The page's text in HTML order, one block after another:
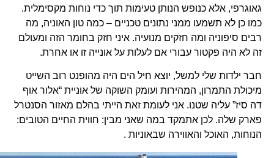
גאוגרפי, אלא כנופש הנותן טעימות תוך כדי נוחות מקסימלית.
כמו כן לא תשמעו ממני נתונים טכניים – כמה טון האוניה, מה
רבים סיפוניה ומה חזקים מנועיה. איני חזק בחומר הזה ומעולם
זה לא היה פקטור עבורי אם לעלות על אונייה זו או אחרת.
חבר ילדות שלי למשל, יוצא חיל הים היה מהופנט רוב השייט
מיכולת התמרון, המהירות ועומק השוקה של אוניית “אלור אוף
דה סיז” עליה שטנו. אני לעומת זאת הייתי בהלם מאזור הסנטרל
פארק שלה. לכן אתמקד במה שאני מבין: חווית החיים הטובים:
הנוחות, האוכל והאווירה שבאוניות .